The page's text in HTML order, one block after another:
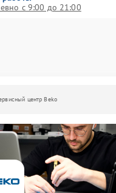
с 9:00 до 21:00
центр Beko